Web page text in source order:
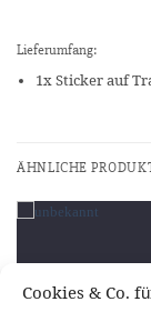
Cookies & Co.
Lieferumfang:
1x Sticker auf
ÄHNLICHE